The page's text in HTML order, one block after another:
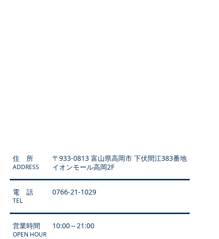
住 所
ADDRESS
〒933-0813 富山県高岡市 下伏間江383番地
イオンモール高岡2F
電 話
TEL
0766-21-1029
営業時間
OPEN HOUR
10:00～21:00